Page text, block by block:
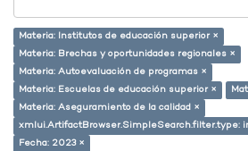
Materia: Institutos de educación superior ×
Materia: Brechas y oportunidades regionales ×
Materia: Autoevaluación de programas ×
Materia: Escuelas de educación superior ×
Materia: Aseguramiento de la calidad ×
Fecha: 2023 ×